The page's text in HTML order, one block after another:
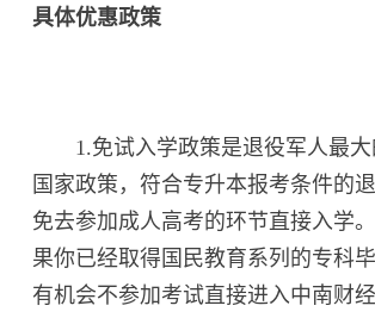
具体优惠政策
1.免试入学政策是退役军人最大
国家政策，符合专升本报考条件的
免去参加成人高考的环节直接入学
果你已经取得国民教育系列的专科
有机会不参加考试直接进入中南财